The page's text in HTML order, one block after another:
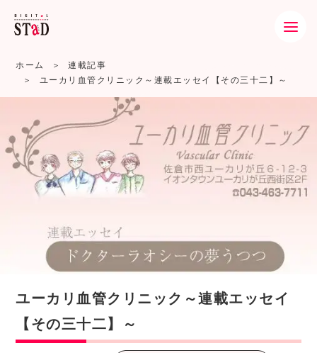
ホーム
連載記事
ユーカリ血管クリニック～連載エッセイ【その三十二】～
ユーカリ血管クリニック～連載エッセイ
【その三十二】～